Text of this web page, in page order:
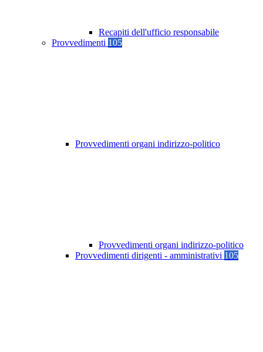
Recapiti dell'ufficio responsabile
Provvedimenti 105
Provvedimenti organi indirizzo-politico
Provvedimenti organi indirizzo-politico
Provvedimenti dirigenti - amministrativi 105